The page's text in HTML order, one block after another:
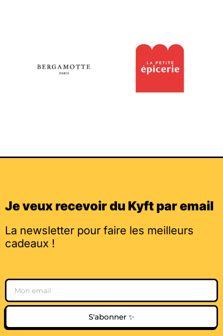
Je veux recevoir du Kyft par email
La newsletter pour faire les meilleurs
cadeaux !
Email
S'abonner ✨